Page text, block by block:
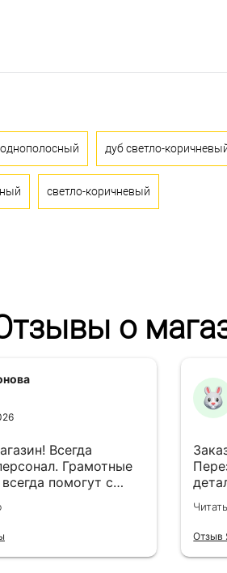
однополосный дуб светло-
светло-коричневый
о
Всегда
Грамотные
помогут с
в
Отзыв